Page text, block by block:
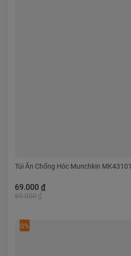
Túi Ăn Chống Hóc Munchkin MK43101
69.000 đ
69.000 đ
0%